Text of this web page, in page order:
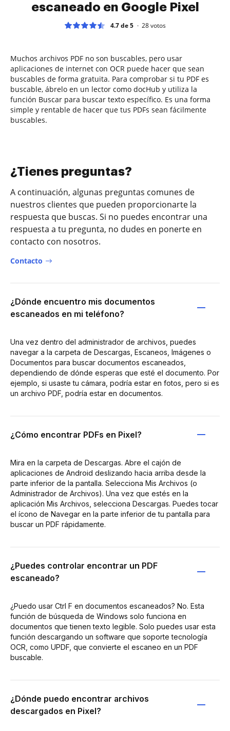
escaneado en Google Pixel
4.7 de 5 28votos
Muchos archivos PDF no son buscables, pero usar
aplicaciones de internet con OCR puede hacer que sean
buscables de forma gratuita. Para comprobar si tu PDF es
buscable, ábrelo en un lector como docHub y utiliza la
función Buscar para buscar texto específico. Es una forma
simple y rentable de hacer que tus PDFs sean fácilmente
buscables.
¿Tienes preguntas?
A continuación, algunas preguntas comunes de
nuestros clientes que pueden proporcionarte la
respuesta que buscas. Si no puedes encontrar una
respuesta a tu pregunta, no dudes en ponerte en
contacto con nosotros.
Contacto
¿Dónde encuentro mis documentos
escaneados en mi teléfono?
Una vez dentro del administrador de archivos, puedes
navegar a la carpeta de Descargas, Escaneos, Imágenes o
Documentos para buscar documentos escaneados,
dependiendo de dónde esperas que esté el documento. Por
ejemplo, si usaste tu cámara, podría estar en fotos, pero si es
un archivo PDF, podría estar en documentos.
¿Cómo encontrar PDFs en Pixel?
Mira en la carpeta de Descargas. Abre el cajón de
aplicaciones de Android deslizando hacia arriba desde la
parte inferior de la pantalla. Selecciona Mis Archivos (o
Administrador de Archivos). Una vez que estés en la
aplicación Mis Archivos, selecciona Descargas. Puedes tocar
el ícono de Navegar en la parte inferior de tu pantalla para
buscar un PDF rápidamente.
¿Puedes controlar encontrar un PDF
escaneado?
¿Puedo usar Ctrl F en documentos escaneados? No. Esta
función de búsqueda de Windows solo funciona en
documentos que tienen texto legible. Solo puedes usar esta
función descargando un software que soporte tecnología
OCR, como UPDF, que convierte el escaneo en un PDF
buscable.
¿Dónde puedo encontrar archivos
descargados en Pixel?